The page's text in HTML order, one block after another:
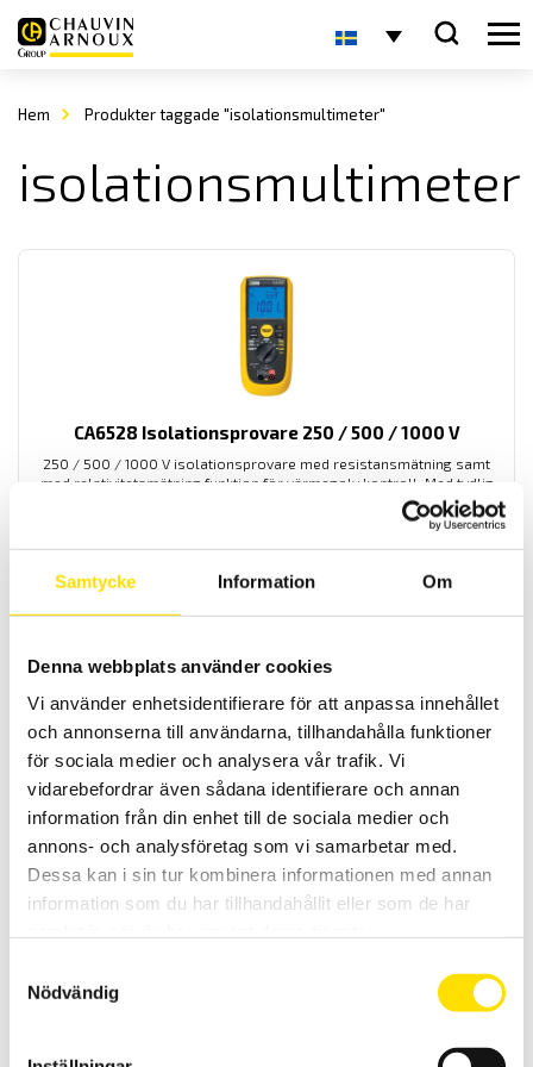
Samtycke Information Om
Denna webbplats använder cookies
Vi använder enhetsidentifierare för att anpassa innehållet
och annonserna till användarna, tillhandahålla funktioner
för sociala medier och analysera vår trafik. Vi
vidarebefordrar även sådana identifierare och annan
information från din enhet till de sociala medier och
annons- och analysföretag som vi samarbetar med.
Dessa kan i sin tur kombinera informationen med annan
information som du har tillhandahållit eller som de har
Nödvändig
Hem Produkter taggade "isolationsmultimeter"
isolationsmultimeter
CA6528 Isolationsprovare 250 / 500 / 1000 V
250 / 500 / 1000 V isolationsprovare med resistansmätning samt
med relativitetsmätning funktion för värmegolv kontroll. Med tydlig
digital display samt kategori IV säkerhetsklass.
4,995.00kr LÄS MER
CA6522, CA6524 & CA6526 isolationsprovare 50…
digitala displayen. Används både i fasta installationer som i HV-
moduler på fordon. Dessutom med automatisk spänningsindikering
kontrollera skyddsledarens kontinuitet. Säkerhetskategori IV 600 V.
6,695.00kr